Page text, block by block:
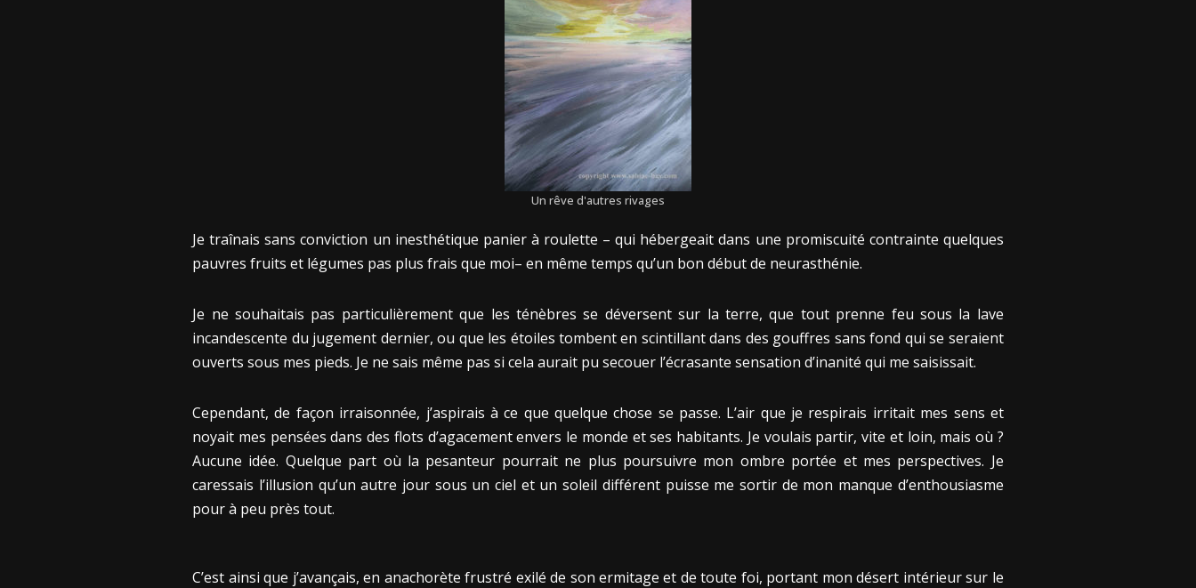
Un rêve d'autres rivages
Je traînais sans conviction un inesthétique panier à roulette – qui hébergeait dans une promiscuité contrainte quelques
pauvres fruits et légumes pas plus frais que moi– en même temps qu’un bon début de neurasthénie.
Je ne souhaitais pas particulièrement que les ténèbres se déversent sur la terre, que tout prenne feu sous la lave
incandescente du jugement dernier, ou que les étoiles tombent en scintillant dans des gouffres sans fond qui se seraient
ouverts sous mes pieds. Je ne sais même pas si cela aurait pu secouer l’écrasante sensation d’inanité qui me saisissait.
Cependant, de façon irraisonnée, j’aspirais à ce que quelque chose se passe. L’air que je respirais irritait mes sens et
noyait mes pensées dans des flots d’agacement envers le monde et ses habitants. Je voulais partir, vite et loin, mais où ?
Aucune idée. Quelque part où la pesanteur pourrait ne plus poursuivre mon ombre portée et mes perspectives. Je
caressais l’illusion qu’un autre jour sous un ciel et un soleil différent puisse me sortir de mon manque d’enthousiasme
pour à peu près tout.
C’est ainsi que j’avançais, en anachorète frustré exilé de son ermitage et de toute foi, portant mon désert intérieur sur le